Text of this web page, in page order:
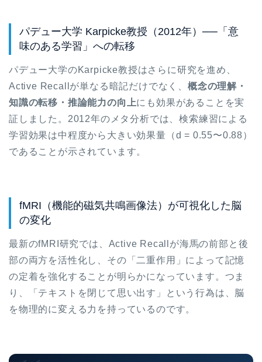
パデュー大学 Karpicke教授（2012年）──「意
味のある学習」への転移
パデュー大学のKarpicke教授はさらに研究を進め、
Active Recallが単なる暗記だけでなく、 概念の理解・
知識の転移・推論能力の向上にも効果があることを実
証しました。2012年のメタ分析では、検索練習による
学習効果は中程度から大きい効果量（d = 0.55〜0.88）
であることが示されています。
fMRI（機能的磁気共鳴画像法）が可視化した脳
の変化
最新のfMRI研究では、Active Recallが海馬の前部と後
部の両方を活性化し、その「二重作用」によって記憶
の定着を強化することが明らかになっています。つま
り、「テキストを閉じて思い出す」という行為は、脳
を物理的に変える力を持っているのです。